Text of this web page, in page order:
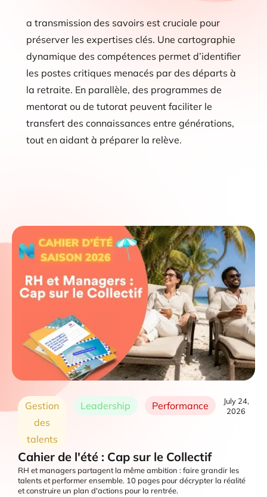
a transmission des savoirs est cruciale pour
préserver les expertises clés. Une cartographie
dynamique des compétences permet d’identifier
les postes critiques menacés par des départs à
la retraite. En parallèle, des programmes de
mentorat ou de tutorat peuvent faciliter le
transfert des connaissances entre générations,
tout en aidant à préparer la relève.
Gestion
des
talents
Leadership Performance
July 24,
2026
Cahier de l'été : Cap sur le Collectif
RH et managers partagent la même ambition : faire grandir les
talents et performer ensemble. 10 pages pour décrypter la réalité
et construire un plan d'actions pour la rentrée.